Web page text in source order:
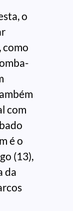
o
como
com
é o
(13),
da